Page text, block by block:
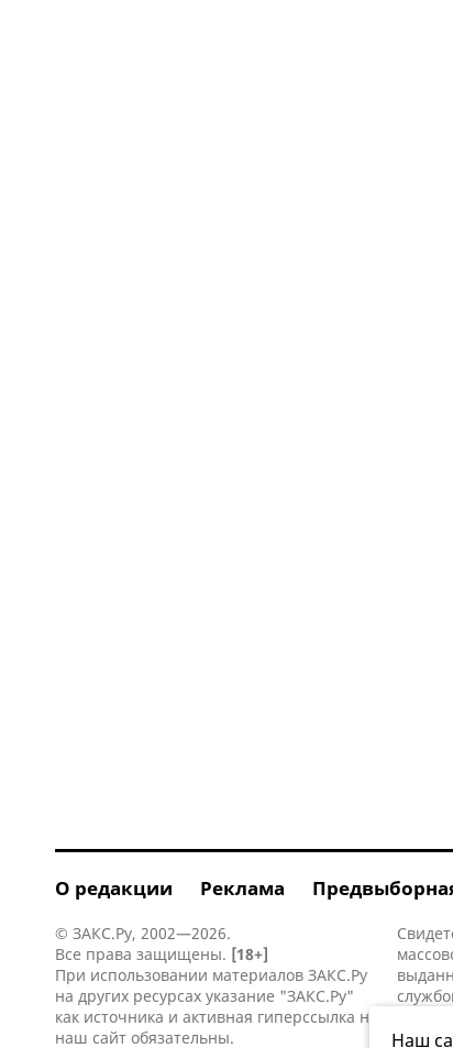
О редакции Реклама
© ЗАКС.Ру, 2002—2026.
Все права защищены. [18+]
При использовании материалов ЗАКС.Ру
на других ресурсах указание "ЗАКС.Ру"
как источника и активная гиперссылка на
наш сайт обязательны.
Наш